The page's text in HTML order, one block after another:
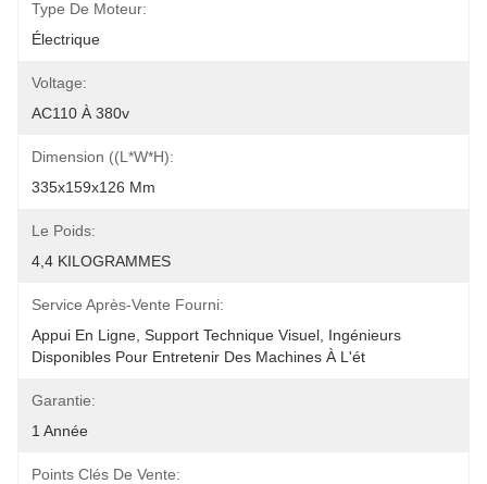
Type De Moteur:
Électrique
Voltage:
AC110 À 380v
Dimension ((L*W*H):
335x159x126 Mm
Le Poids:
4,4 KILOGRAMMES
Service Après-Vente Fourni:
Appui En Ligne, Support Technique Visuel, Ingénieurs
Disponibles Pour Entretenir Des Machines À L'ét
Garantie:
1 Année
Points Clés De Vente: